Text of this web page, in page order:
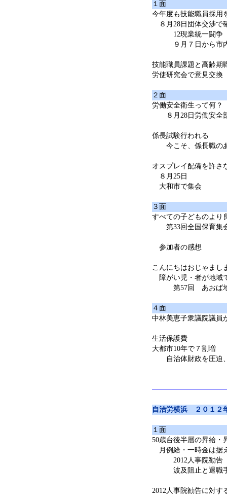
１面
今年度も技能職員採用
８月28日団体交渉で
12現業統一闘争
９月７日から市内
技能職員課題と高齢期
労使研究会で意見交換
２面
労働安全衛生って何？
８月28日労働安全
係長試験行われる
今こそ、係長職の
オスプレイ配備を許さ
８月25日
大和市で集会
３面
すべての子どものより
第33回全国保育集
参加者の感想
こんにちはおじゃまし
障がい児・者が地域
第57回 あおば地
４面
中林美恵子衆議院議員
生活保護費
大都市10年で７割増
自治体財政を圧迫
自治労横浜 ２０１２
１面
50歳台後半層の昇給・
月例給・一時金は据
2012人事院勧告
波及阻止と退職手
2012人事院勧告に対す